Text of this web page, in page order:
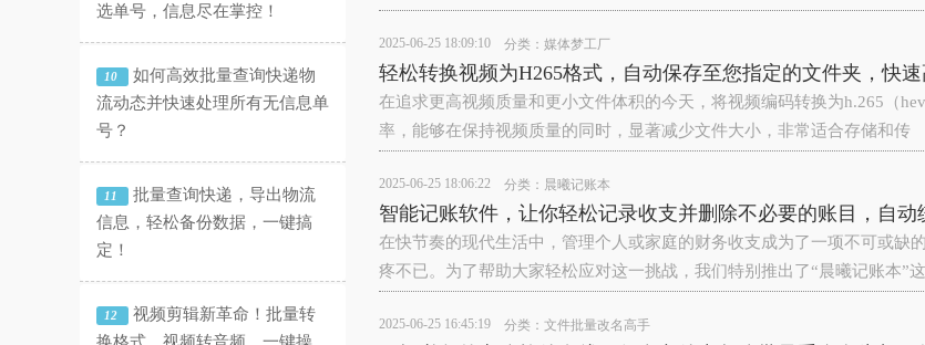
选单号，信息尽在掌控！
10
如何高效批量查询快递物
流动态并快速处理所有无信息单
号？
11
批量查询快递，导出物流
信息，轻松备份数据，一键搞
定！
12
视频剪辑新革命！批量转
2025-06-25 18:09:10 分类： 媒体梦工厂
轻松转换视频为H265格式，自动保存至您指定的文件夹，快
在追求更高视频质量和更小文件体积的今天，将视频编码转换为h.265（
率，能够在保持视频质量的同时，显著减少文件大小，非常适合存储和传
2025-06-25 18:06:22 分类： 晨曦记账本
智能记账软件，让你轻松记录收支并删除不必要的账目，自动
在快节奏的现代生活中，管理个人或家庭的财务收支成为了一项不可或
疼不已。为了帮助大家轻松应对这一挑战，我们特别推出了“晨曦记账本”这
2025-06-25 16:45:19 分类： 文件批量改名高手